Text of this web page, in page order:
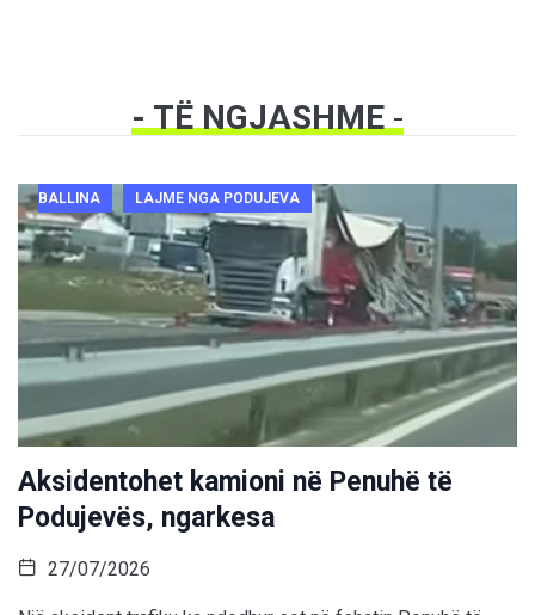
- TË NGJASHME-
BALLINA LAJME NGA PODUJEVA
Aksidentohet kamioni në Penuhë të
Podujevës, ngarkesa
27/07/2026